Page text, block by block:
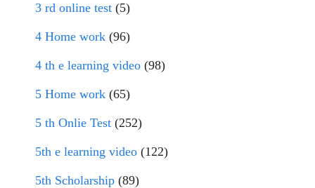
3 rd online test (5)
4 Home work (96)
4 th e learning video (98)
5 Home work (65)
5 th Onlie Test (252)
5th e learning video (122)
5th Scholarship (89)